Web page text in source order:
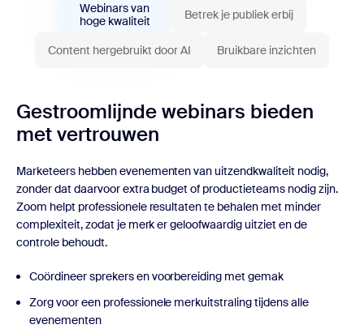
Webinars van
hoge kwaliteit
Betrek je publiek erbij
Content hergebruikt door AI Bruikbare inzichten
Gestroomlijnde webinars bieden
met vertrouwen
Marketeers hebben evenementen van uitzendkwaliteit nodig,
zonder dat daarvoor extra budget of productieteams nodig zijn.
Zoom helpt professionele resultaten te behalen met minder
complexiteit, zodat je merk er geloofwaardig uitziet en de
controle behoudt.
Coördineer sprekers en voorbereiding met gemak
Zorg voor een professionele merkuitstraling tijdens alle
evenementen